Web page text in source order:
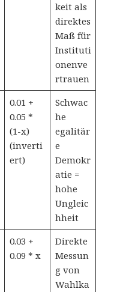
keit als
direktes
Maß für
Instituti
onenve
rtrauen
0.01 +
0.05 *
(1-x)
(inverti
ert)
Schwac
he
egalitär
e
Demokr
atie =
hohe
Ungleic
hheit
0.03 +
0.09 * x
Direkte
Messun
g von
Wahlka